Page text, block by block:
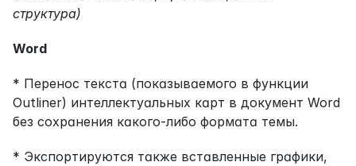
структура)
Word
* Перенос текста (показываемого в функции
Outliner) интеллектуальных карт в документ Word
без сохранения какого-либо формата темы.
* Экспортируются также вставленные графики,